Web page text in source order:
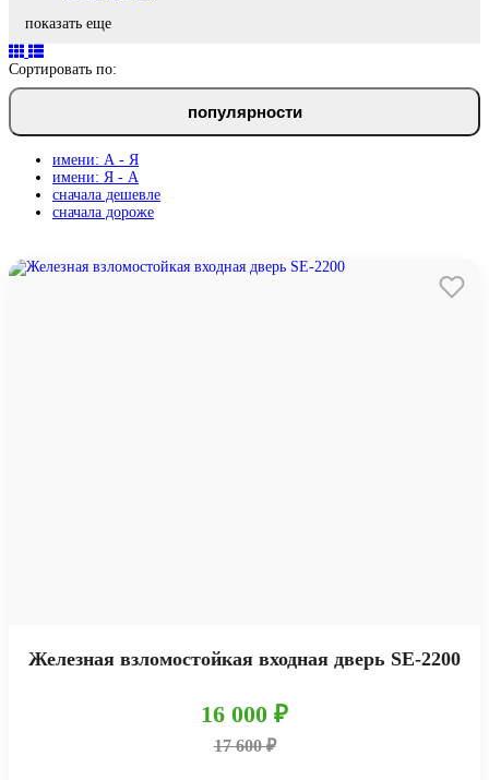
показать еще
Сортировать по:
популярности
имени: А - Я
имени: Я - А
сначала дешевле
сначала дороже
Железная взломостойкая входная дверь SE-2200
16 000 ₽
17 600 ₽